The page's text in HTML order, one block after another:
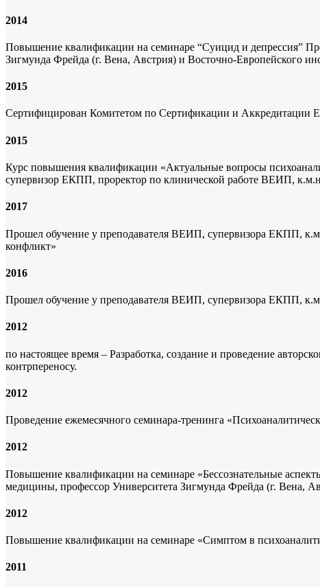
2014
Повышение квалификации на семинаре “Суицид и депрессия”
Зигмунда Фрейда (г. Вена, Австрия) и Восточно-Европейского
2015
Сертифицирован Комитетом по Сертификации и Аккредитации
2015
Курс повышения квалификации «Актуальные вопросы
супервизор ЕКПП, проректор по клинической работе ВЕИП,
2017
Прошел обучение у преподавателя ВЕИП, супервизора ЕКПП,
конфликт»
2016
Прошел обучение у преподавателя ВЕИП, супервизора ЕКПП,
2012
по настоящее время – Разработка, создание и проведение
контрпереносу.
2012
Проведение ежемесячного семинара-тренинга
2012
Повышение квалификации на семинаре «Бессознательные
медицины, профессор Университета Зигмунда Фрейда (г. Вена,
2012
Повышение квалификации на семинаре «Симптом в
2011